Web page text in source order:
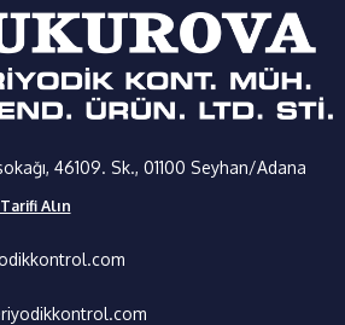
46109. Sk., 01100 Seyhan/Adana
Alın